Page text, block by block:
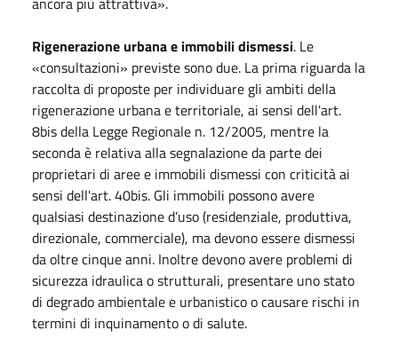
Rigenerazione urbana e immobili dismessi. Le
«consultazioni» previste sono due. La prima riguarda la
raccolta di proposte per individuare gli ambiti della
rigenerazione urbana e territoriale, ai sensi dell'art.
8bis della Legge Regionale n. 12/2005, mentre la
seconda è relativa alla segnalazione da parte dei
proprietari di aree e immobili dismessi con criticità ai
sensi dell'art. 40bis. Gli immobili possono avere
qualsiasi destinazione d’uso (residenziale, produttiva,
direzionale, commerciale), ma devono essere dismessi
da oltre cinque anni. Inoltre devono avere problemi di
sicurezza idraulica o strutturali, presentare uno stato
di degrado ambientale e urbanistico o causare rischi in
termini di inquinamento o di salute.